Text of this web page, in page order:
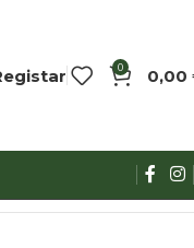
0 0,00